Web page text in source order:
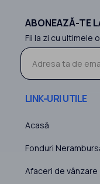
ABONEAZĂ-TE
Fii la zi cu ultimele
LINK-URI UTILE
Acasă
Fonduri
Afaceri de vânzare